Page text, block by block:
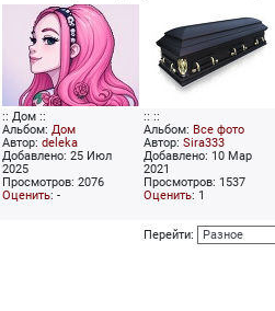
:: Дом ::
Альбом: Дом
Автор: deleka
Добавлено: 25 Июл
2025
Просмотров: 2076
Оценить: -
:: ::
Альбом: Все фото
Автор: Sira333
Добавлено: 10 Мар
2021
Просмотров: 1537
Оценить: 1
Перейти: